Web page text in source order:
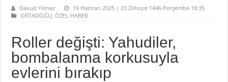
Davud Yılmaz
19 Haziran 2025 | 23 Zilhicce 1446 Perşembe 18:35
ORTADOĞU,ÖZEL HABER
Roller değişti: Yahudiler,
bombalanma korkusuyla
evlerini bırakıp